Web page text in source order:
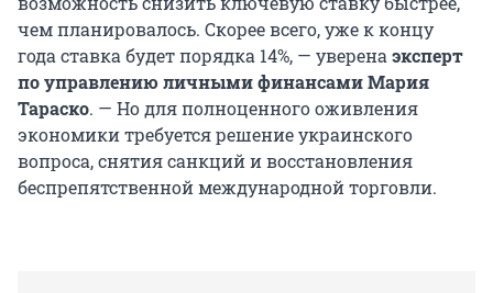
чем планировалось. Скорее всего, уже к концу
года ставка будет порядка 14%, — уверенаэксперт
по управлению личными финансами Мария
Тараско. — Но для полноценного оживления
экономики требуется решение украинского
вопроса, снятия санкций и восстановления
беспрепятственной международной торговли.